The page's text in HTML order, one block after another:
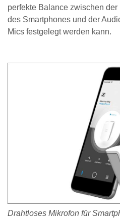
perfekte Balance zwischen
des Smartphones und der
Mics festgelegt werden kann.
Drahtloses Mikrofon für